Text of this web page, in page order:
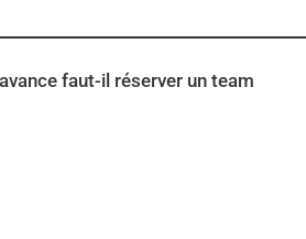
faut-il réserver un team